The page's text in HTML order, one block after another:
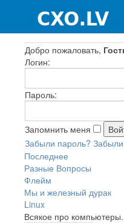
Добро пожаловать,
Логин:
Пароль:
Запомнить меня
Забыли пароль?
Последнее
Разные Вопросы
Флейм
Мы и железный дурак
Linux
Всякое про компьютеры.